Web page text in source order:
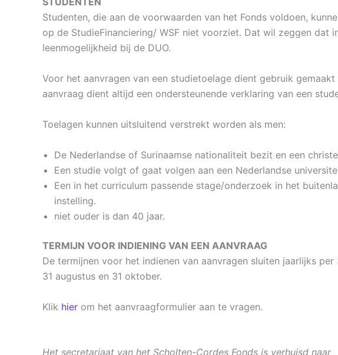
Studenten, die aan de voorwaarden van het Fonds voldoen,
op de StudieFinanciering/ WSF niet voorziet. Dat wil zeggen
leenmogelijkheid bij de DUO.
Voor het aanvragen van een studietoelage dient gebruik
aanvraag dient altijd een ondersteunende verklaring van een
Toelagen kunnen uitsluitend verstrekt worden als men:
De Nederlandse of Surinaamse nationaliteit bezit en een
Een studie volgt of gaat volgen aan een Nederlandse
Een in het curriculum passende stage/onderzoek in het
instelling.
niet ouder is dan 40 jaar.
TERMIJN VOOR INDIENING VAN EEN AANVRAAG
De termijnen voor het indienen van aanvragen sluiten jaarlijks per
31 augustus en 31 oktober.
Klik hier om het aanvraagformulier aan te vragen.
Het secretariaat van het Scholten-Cordes Fonds is verhuisd naar